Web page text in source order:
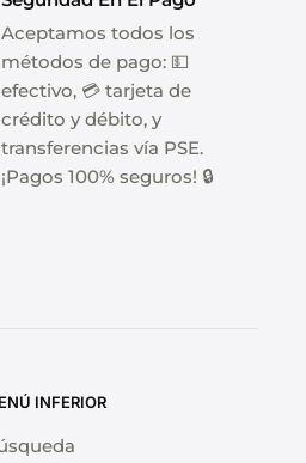
Aceptamos todos los
métodos de pago: 💵
efectivo, 💳 tarjeta de
crédito y débito, y
transferencias vía PSE.
¡Pagos 100% seguros! 🔒
INFERIOR